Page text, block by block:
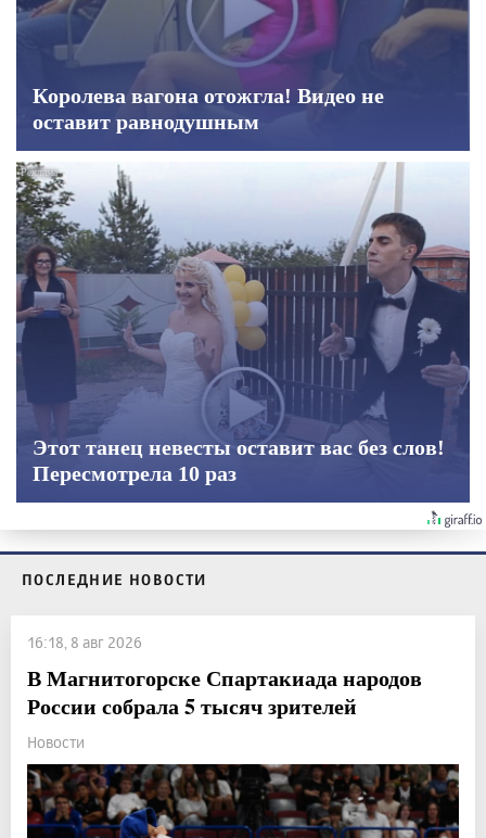
Королева вагона отожгла! Видео не
оставит равнодушным
Этот танец невесты оставит вас без слов!
Пересмотрела 10 раз
ПОСЛЕДНИЕ НОВОСТИ
16:18, 8 авг 2026
В Магнитогорске Спартакиада народов
России собрала 5 тысяч зрителей
Новости